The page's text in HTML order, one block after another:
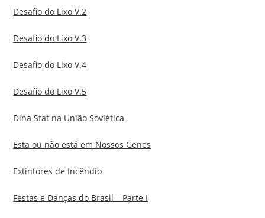
Desafio do Lixo V.2
Desafio do Lixo V.3
Desafio do Lixo V.4
Desafio do Lixo V.5
Dina Sfat na União Soviética
Esta ou não está em Nossos Genes
Extintores de Incêndio
Festas e Danças do Brasil – Parte I